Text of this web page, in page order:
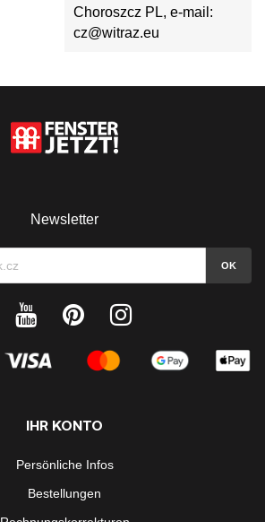
Choroszcz PL, e-mail:
cz@witraz.eu
Newsletter
IHR KONTO
Persönliche Infos
Bestellungen